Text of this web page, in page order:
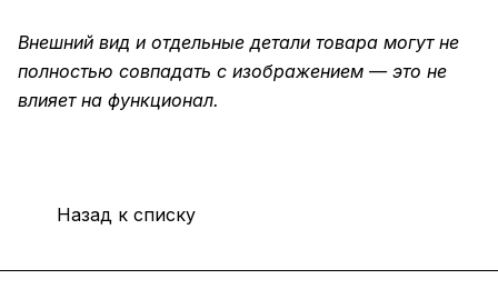
Внешний вид и отдельные детали товара могут не
полностью совпадать с изображением — это не
влияет на функционал.
Назад к списку